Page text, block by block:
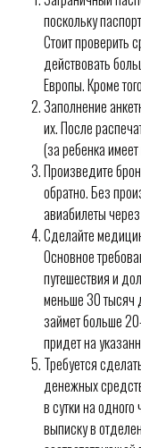
поскольку
Стоит проверить
действовать
Европы. Кроме
Заполнение
их. После
(за ребенка
Произведите
обратно. Без
авиабилеты
Сделайте
Основное
путешествия и
меньше 30 тысяч
займет больше
придет на
Требуется
денежных
в сутки на
выписку в